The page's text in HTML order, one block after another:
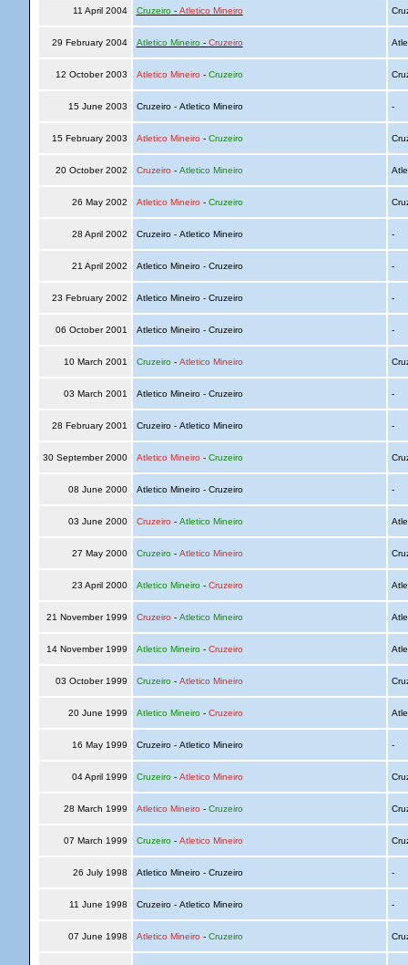
11 April 2004 Cruzeiro- Atletico Mineiro
29 February 2004 Atletico Mineiro- Cruzeiro
12 October 2003 Atletico Mineiro - Cruzeiro
15 June 2003 Cruzeiro - Atletico Mineiro -
15 February 2003 Atletico Mineiro - Cruzeiro
20 October 2002 Cruzeiro - Atletico Mineiro
26 May 2002 Atletico Mineiro - Cruzeiro
28 April 2002 Cruzeiro - Atletico Mineiro -
21 April 2002 Atletico Mineiro - Cruzeiro -
23 February 2002 Atletico Mineiro - Cruzeiro -
06 October 2001 Atletico Mineiro - Cruzeiro -
10 March 2001 Cruzeiro- Atletico Mineiro
03 March 2001 Atletico Mineiro - Cruzeiro -
28 February 2001 Cruzeiro - Atletico Mineiro -
30 September 2000 Atletico Mineiro - Cruzeiro
08 June 2000 Atletico Mineiro - Cruzeiro -
03 June 2000 Cruzeiro - Atletico Mineiro
27 May 2000 Cruzeiro- Atletico Mineiro
23 April 2000 Atletico Mineiro- Cruzeiro
21 November 1999 Cruzeiro - Atletico Mineiro
14 November 1999 Atletico Mineiro- Cruzeiro
03 October 1999 Cruzeiro- Atletico Mineiro
20 June 1999 Atletico Mineiro- Cruzeiro
16 May 1999 Cruzeiro - Atletico Mineiro -
04 April 1999 Cruzeiro- Atletico Mineiro
28 March 1999 Atletico Mineiro - Cruzeiro
07 March 1999 Cruzeiro- Atletico Mineiro
26 July 1998 Atletico Mineiro - Cruzeiro -
11 June 1998 Cruzeiro - Atletico Mineiro -
07 June 1998 Atletico Mineiro - Cruzeiro